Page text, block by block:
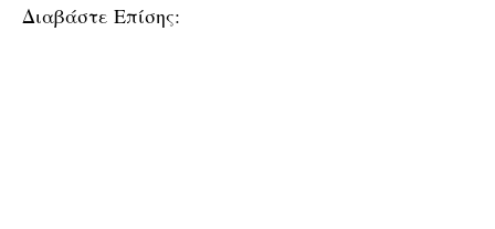
Διαβάστε Επίσης: